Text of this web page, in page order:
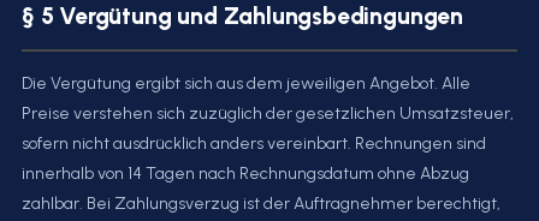
§ 5 Vergütung und Zahlungsbedingungen
Die Vergütung ergibt sich aus dem jeweiligen Angebot. Alle
Preise verstehen sich zuzüglich der gesetzlichen Umsatzsteuer,
sofern nicht ausdrücklich anders vereinbart. Rechnungen sind
innerhalb von 14 Tagen nach Rechnungsdatum ohne Abzug
zahlbar. Bei Zahlungsverzug ist der Auftragnehmer berechtigt,